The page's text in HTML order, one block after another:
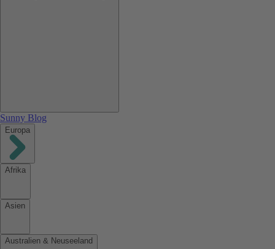
Sunny Blog
Europa
Afrika
Asien
Australien & Neuseeland